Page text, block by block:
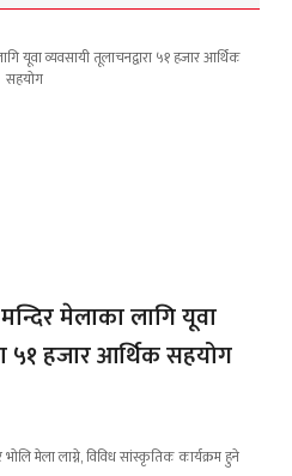
मेलाका लागि यूवा
५१ हजार आर्थिक सहयोग